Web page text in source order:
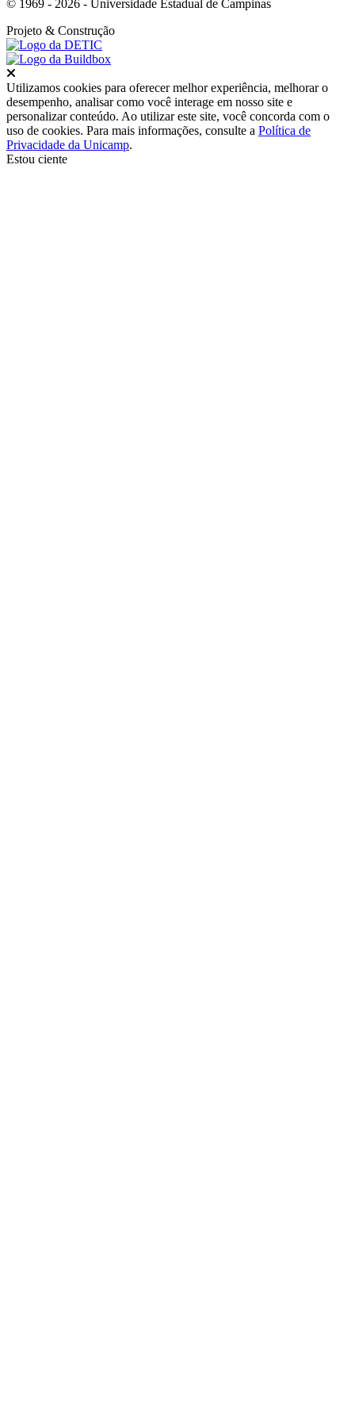
© 1969 - 2026 - Universidade Estadual de Campinas
Projeto & Construção
Utilizamos cookies para oferecer melhor experiência, melhorar o
desempenho, analisar como você interage em nosso site e
personalizar conteúdo. Ao utilizar este site, você concorda com o
uso de cookies. Para mais informações, consulte a Política de
Privacidade da Unicamp.
Estou ciente